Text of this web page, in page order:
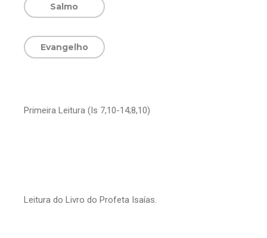
Salmo
Evangelho
Primeira Leitura (Is 7,10-14;8,10)
Leitura do Livro do Profeta Isaías.